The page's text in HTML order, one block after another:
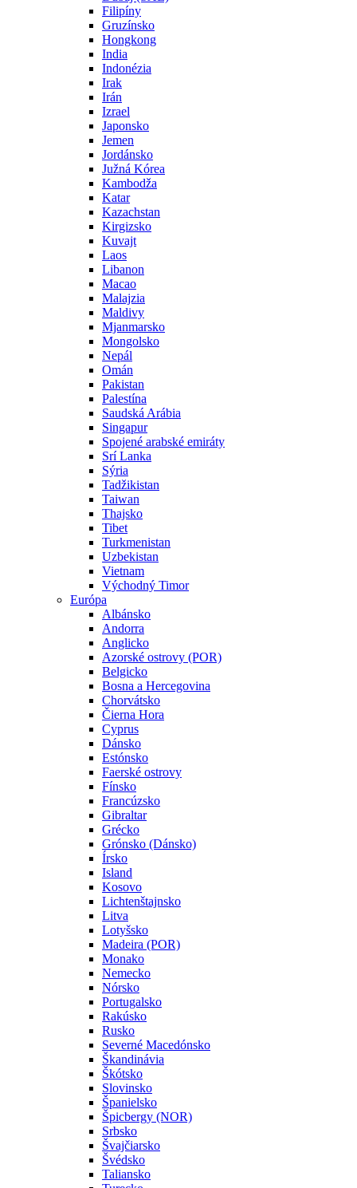
Filipíny
Gruzínsko
Hongkong
India
Indonézia
Irak
Irán
Izrael
Japonsko
Jemen
Jordánsko
Južná Kórea
Kambodža
Katar
Kazachstan
Kirgizsko
Kuvajt
Laos
Libanon
Macao
Malajzia
Maldivy
Mjanmarsko
Mongolsko
Nepál
Omán
Pakistan
Palestína
Saudská Arábia
Singapur
Spojené arabské emiráty
Srí Lanka
Sýria
Tadžikistan
Taiwan
Thajsko
Tibet
Turkmenistan
Uzbekistan
Vietnam
Východný Timor
Európa
Albánsko
Andorra
Anglicko
Azorské ostrovy (POR)
Belgicko
Bosna a Hercegovina
Chorvátsko
Čierna Hora
Cyprus
Dánsko
Estónsko
Faerské ostrovy
Fínsko
Francúzsko
Gibraltar
Grécko
Grónsko (Dánsko)
Írsko
Island
Kosovo
Lichtenštajnsko
Litva
Lotyšsko
Madeira (POR)
Monako
Nemecko
Nórsko
Portugalsko
Rakúsko
Rusko
Severné Macedónsko
Škandinávia
Škótsko
Slovinsko
Španielsko
Špicbergy (NOR)
Srbsko
Švajčiarsko
Švédsko
Taliansko